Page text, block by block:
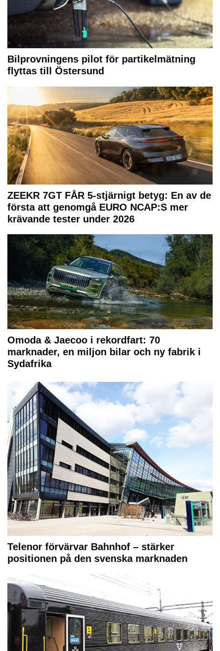
Bilprovningens pilot för partikelmätning
flyttas till Östersund
ZEEKR 7GT FÅR 5-stjärnigt betyg: En av de
första att genomgå EURO NCAP:S mer
krävande tester under 2026
Omoda & Jaecoo i rekordfart: 70
marknader, en miljon bilar och ny fabrik i
Sydafrika
Telenor förvärvar Bahnhof – stärker
positionen på den svenska marknaden